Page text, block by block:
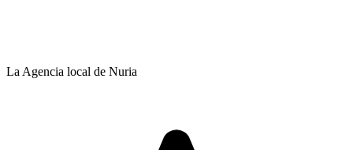
La Agencia local de Nuria